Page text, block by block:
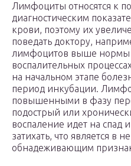
Лимфоциты относятся к
диагностическим
крови, поэтому их
поведать доктору,
лимфоцитов выше нормы
воспалительных
на начальном этапе
период инкубации.
повышенными в фазу
подострый или
воспаление идет на спад
затихать, что является в
обнадеживающим